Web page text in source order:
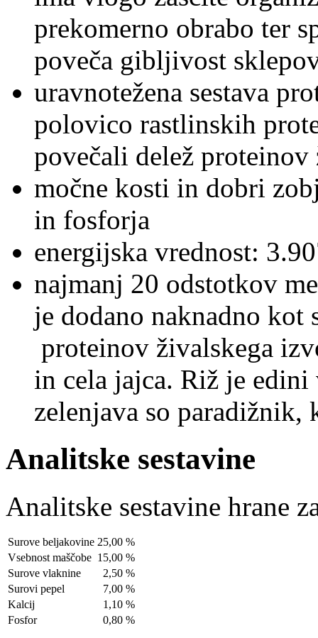
prekomerno obrabo ter
poveča gibljivost
uravnotežena sestava
polovico rastlinskih
povečali delež
močne kosti in dobri
in fosforja
energijska vrednost:
najmanj 20 odstotkov
je dodano naknadno kot
proteinov živalskega
in cela jajca. Riž je
zelenjava so paradižnik,
Analitske sestavine
Analitske sestavine hrane
Surove beljakovine 25,00 %
Vsebnost maščobe 15,00 %
Surove vlaknine
2,50 %
Surovi pepel
7,00 %
Kalcij
1,10 %
Fosfor
0,80 %